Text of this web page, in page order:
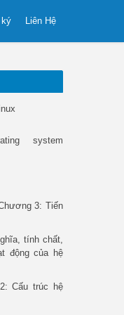
Liên Hệ
system
3: Tiến
tính chất,
động của hệ
Cấu trúc hệ